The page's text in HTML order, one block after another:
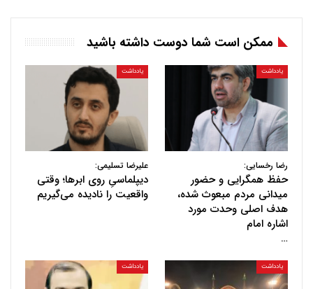
ممکن است شما دوست داشته باشید
یادداشت
رضا رخسایی:
حفظ همگرایی و حضور
میدانی مردم مبعوث شده،
هدف اصلی وحدت مورد
اشاره امام
…
یادداشت
علیرضا تسلیمی:
دیپلماسیِ روی ابرها؛ وقتی
واقعیت را نادیده می‌گیریم
یادداشت یادداشت